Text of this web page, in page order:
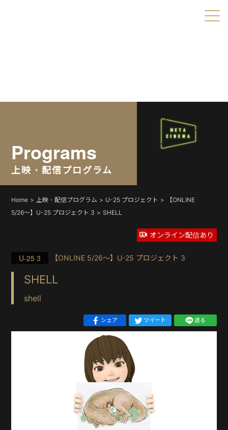
Programs
上映・配信プログラム
Home 上映・配信プログラム U-25 プロジェクト
【ONLINE
5/26〜】U-25 プロジェクト 3
SHELL
U-25 3 【ONLINE 5/26〜】U-25 プロジェクト 3
オンライン配信あり
SHELL
shell
シェア ツイート 送る